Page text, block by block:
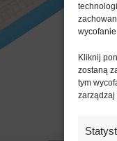
Kliknij
zostaną
tym
zarządzaj